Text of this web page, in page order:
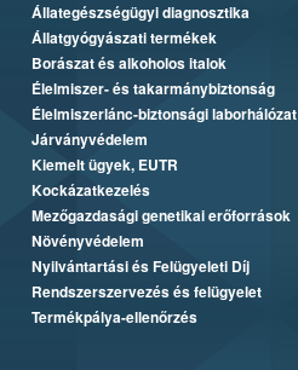
Állategészségügyi diagnosztika
Állatgyógyászati termékek
Borászat és alkoholos italok
Élelmiszer- és takarmánybiztonság
Élelmiszerlánc-biztonsági laborhálózat
Járványvédelem
Kiemelt ügyek, EUTR
Kockázatkezelés
Mezőgazdasági genetikai erőforrások
Növényvédelem
Nyilvántartási és Felügyeleti Díj
Rendszerszervezés és felügyelet
Termékpálya-ellenőrzés